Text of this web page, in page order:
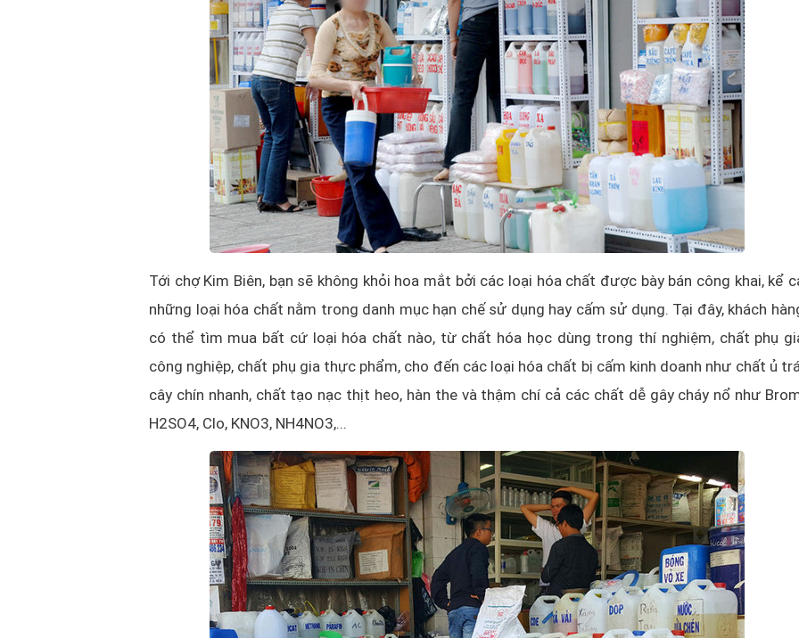
Tới chợ Kim Biên, bạn sẽ không khỏi hoa mắt bởi các loại hóa chất được bày bán công khai, kể
những loại hóa chất nằm trong danh mục hạn chế sử dụng hay cấm sử dụng. Tại đây, khách
có thể tìm mua bất cứ loại hóa chất nào, từ chất hóa học dùng trong thí nghiệm, chất phụ
công nghiệp, chất phụ gia thực phẩm, cho đến các loại hóa chất bị cấm kinh doanh như chất ủ
cây chín nhanh, chất tạo nạc thịt heo, hàn the và thậm chí cả các chất dễ gây cháy nổ như
H2SO4, Clo, KNO3, NH4NO3,...